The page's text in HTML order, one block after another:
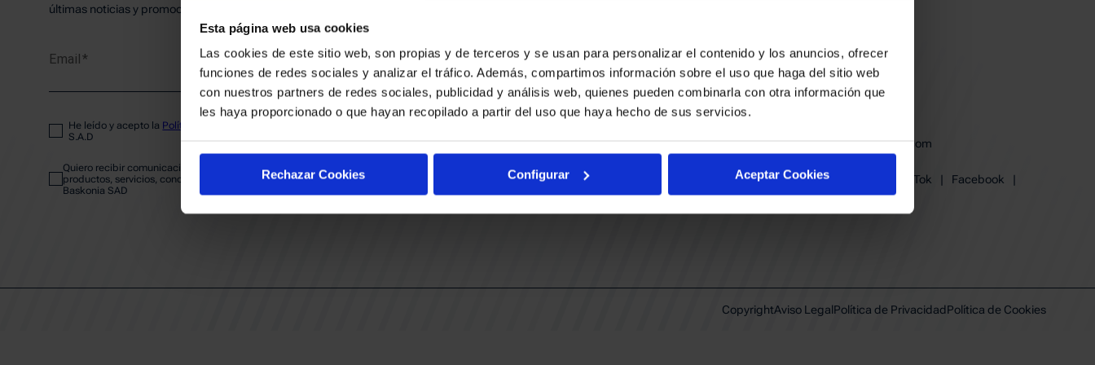
Esta página web usa cookies
Las cookies de este sitio web, son propias y de terceros y se usan para personalizar el contenido y los anuncios, ofrecer
funciones de redes sociales y analizar el tráfico. Además, compartimos información sobre el uso que haga del sitio web
con nuestros partners de redes sociales, publicidad y análisis web, quienes pueden combinarla con otra información que
les haya proporcionado o que hayan recopilado a partir del uso que haya hecho de sus servicios.
Rechazar Cookies Configurar Aceptar Cookies
PLANTILLA
ENTRADAS
ABONADOS
CALENDARIO
CLUB
últimas noticias y promociones del club.
Email
He leído y acepto la Política de privacidad
S.A.D
Quiero recibir comunicaciones electrónicas sobre las actividades,
productos, servicios, concursos, ofertas y/o promociones del SASKI
Baskonia SAD
BAKH
FUNDACIÓN BASKONIA-ALAVÉS
01013 Vitoria-Gasteiz
baskonia@baskonia.com
Instagram
TikTok | Facebook
|
Youtube
| Linkedin
CopyrightAviso LegalPolítica de PrivacidadPolítica de Cookies